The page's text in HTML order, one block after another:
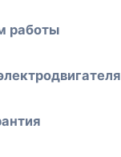
работы